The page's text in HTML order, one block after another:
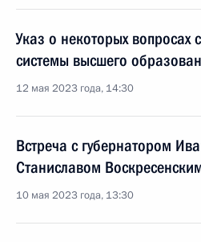
Указ о некоторых вопросах
системы высшего
12 мая 2023 года, 14:30
Встреча с губернатором
Станиславом
10 мая 2023 года, 13:30